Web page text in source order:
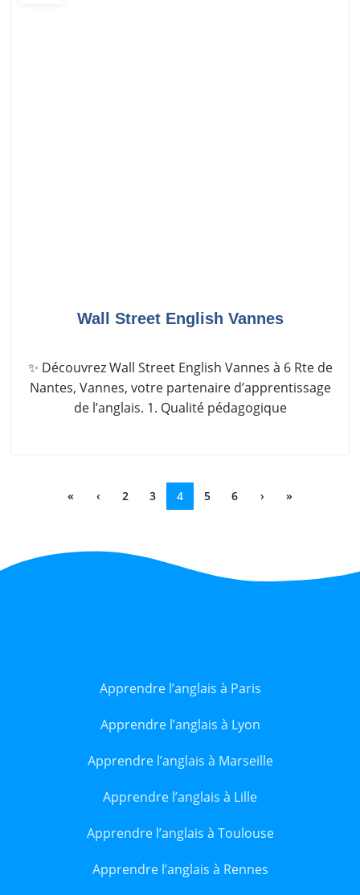
Wall Street English Vannes
✨ Découvrez Wall Street English Vannes à 6 Rte de
Nantes, Vannes, votre partenaire d’apprentissage
de l’anglais. 1. Qualité pédagogique
« ‹ 2 3 4 5 6 › »
Apprendre l’anglais à Paris
Apprendre l’anglais à Lyon
Apprendre l’anglais à Marseille
Apprendre l’anglais à Lille
Apprendre l’anglais à Toulouse
Apprendre l’anglais à Rennes